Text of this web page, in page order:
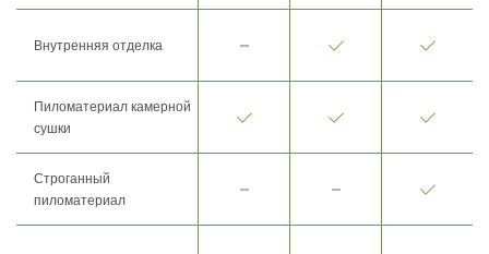
Внутренняя отделка
Пиломатериал камерной
сушки
Строганный
пиломатериал